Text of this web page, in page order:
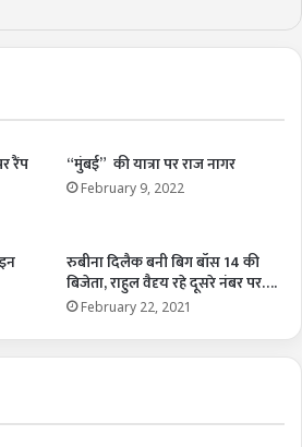
रैंप
“मुंबई” की यात्रा पर राज नागर
February 9, 2022
रुबीना दिलैक बनी बिग बॉस 14 की
बिजेता, राहुल वैदृय रहे दूसरे नंबर पर….
February 22, 2021